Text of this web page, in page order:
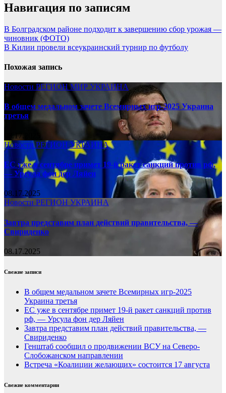
Навигация по записям
В Болградском районе подходит к завершению сбор урожая —
чиновник (ФОТО)
В Килии провели всеукраинский турнир по футболу
Похожая запись
Новости РЕГИОНМИР УКРАИНА
В общем медальном зачете Всемирных игр-2025 Украина
третья
08.17.2025
НовостиРЕГИОНУКРАИНА
ЕС уже в сентябре примет 19-й ракет санкций против рф,
— Урсула фон дер Ляйен
08.17.2025
Новости РЕГИОН УКРАИНА
Завтра представим план действий правительства, —
Свириденко
08.17.2025
Свежие записи
В общем медальном зачете Всемирных игр-2025
Украина третья
ЕС уже в сентябре примет 19-й ракет санкций против
рф, — Урсула фон дер Ляйен
Завтра представим план действий правительства, —
Свириденко
Генштаб сообщил о продвижении ВСУ на Северо-
Слобожанском направлении
Встреча «Коалиции желающих» состоится 17 августа
Свежие комментарии